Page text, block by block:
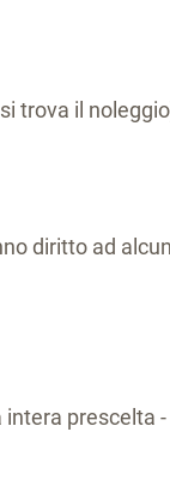
trova il
diritto ad
prescelta